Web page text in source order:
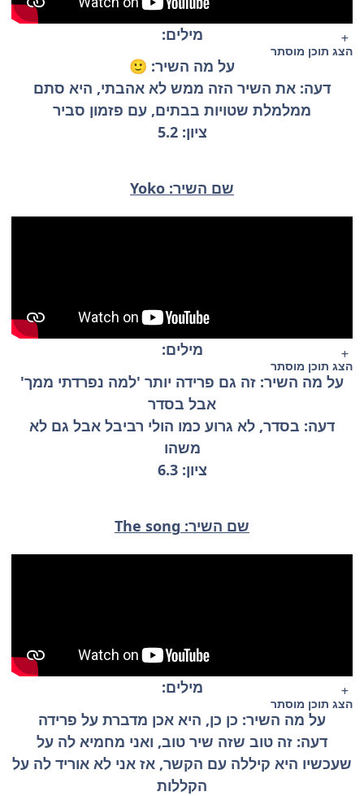
מילים:
הצג תוכן מוסתר
על מה השיר: 🙂
דעה: את השיר הזה ממש לא אהבתי, היא סתם
ממלמלת שטויות בבתים, עם פזמון סביר
ציון: 5.2
שם השיר: Yoko
מילים:
הצג תוכן מוסתר
על מה השיר: זה גם פרידה יותר 'למה נפרדתי ממך'
אבל בסדר
דעה: בסדר, לא גרוע כמו הולי רביבל אבל גם לא
משהו
ציון: 6.3
שם השיר: The song
מילים:
הצג תוכן מוסתר
על מה השיר: כן כן, היא אכן מדברת על פרידה
דעה: זה טוב שזה שיר טוב, ואני מחמיא לה על
שעכשיו היא קיללה עם הקשר, אז אני לא אוריד לה על
הקללות